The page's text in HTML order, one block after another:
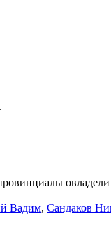
овладели
Вадим, Сандаков